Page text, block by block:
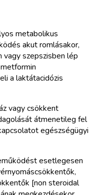
metabolikus
akut romlásakor,
szepszisben lép
a laktátacidózis
vagy csökkent
átmenetileg fel
egészségügyi
esetlegesen
[non steroidal